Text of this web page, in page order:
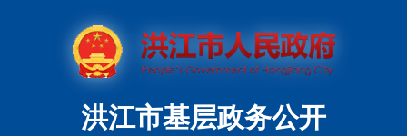
洪江市基层政务公开